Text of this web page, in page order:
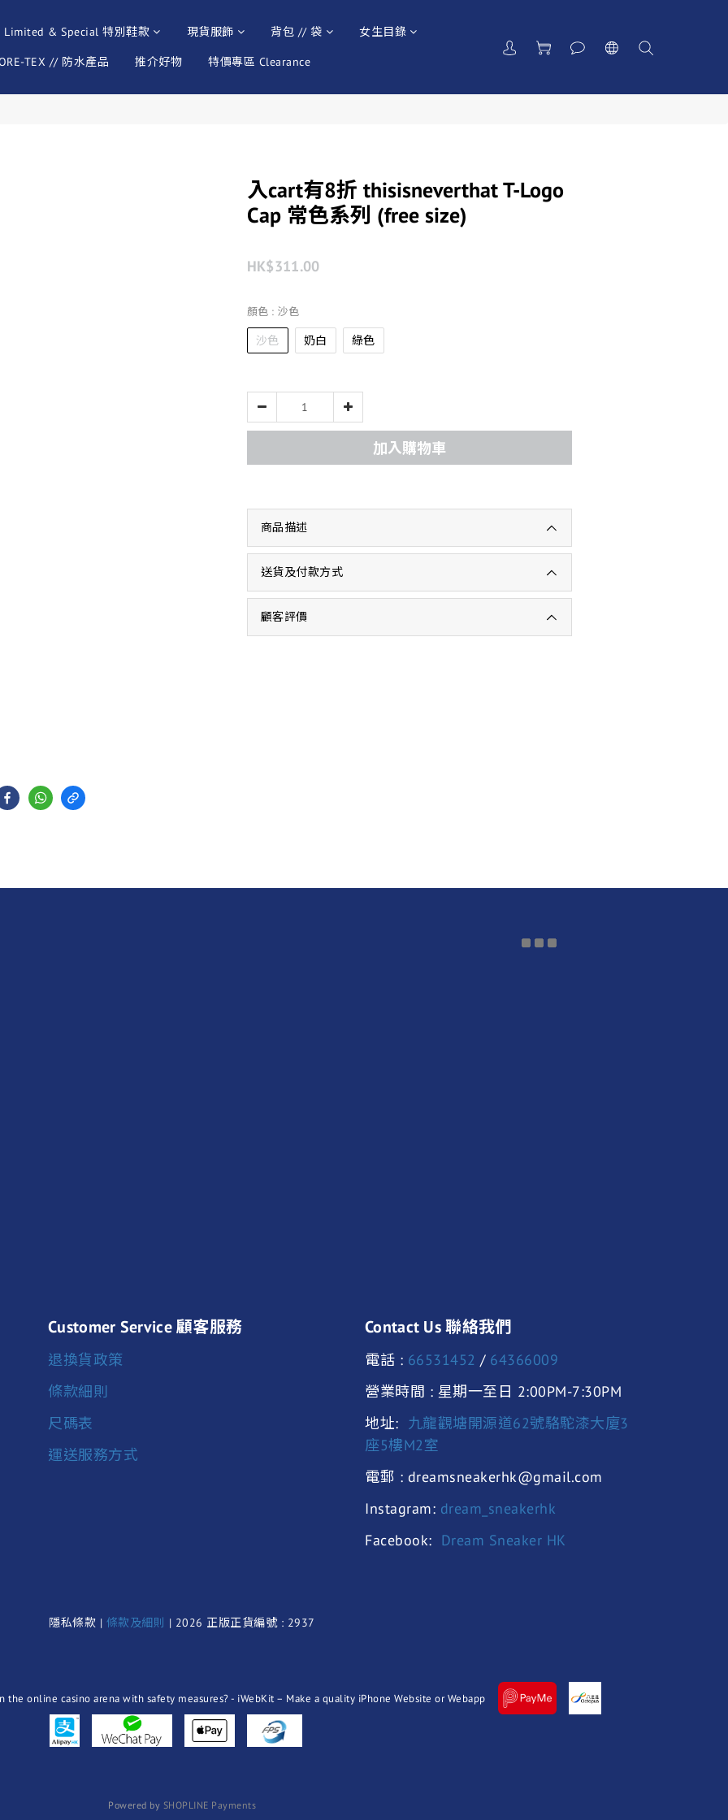
Limited & Special 特別鞋款 現貨服飾 背包 // 袋 女生目錄
TEX // 防水產品 推介好物 特價專區 Clearance
入cart有8折 thisisneverthat T-Logo
Cap 常色系列 (free size)
HK$311.00
顏色 : 沙色
沙色 奶白 綠色
加入購物車
商品描述
送貨及付款方式
顧客評價
Customer Service 顧客服務
退換貨政策
條款細則
尺碼表
運送服務方式
Contact Us 聯絡我們
電話 : 66531452 / 64366009
營業時間 : 星期一至日 2:00PM-7:30PM
地址:
九龍觀塘開源道62號駱駝漆大廈3
座5樓M2室
電郵 : dreamsneakerhk@gmail.com
Instagram: dream_sneakerhk
Facebook: Dream Sneaker HK
隱私條款 | 條款及細則 | 2026 正版正貨編號 : 2937
Powered by SHOPLINE Payments